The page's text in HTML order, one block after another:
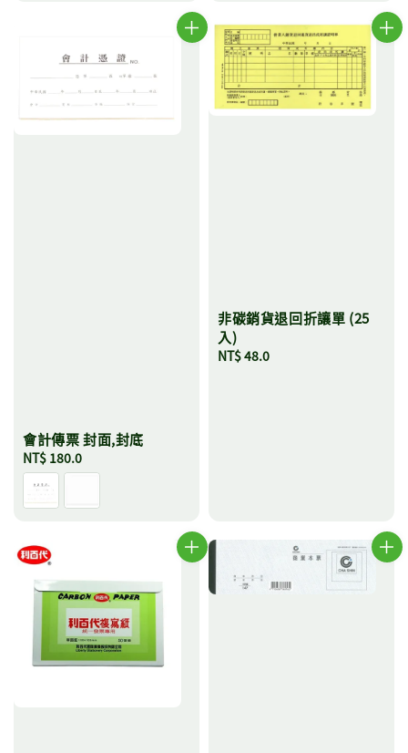
會計傳票 封面,封底
Regular
price
NT$ 180.0
非碳銷貨退回折讓單 (25
入)
Regular
NT$ 48.0